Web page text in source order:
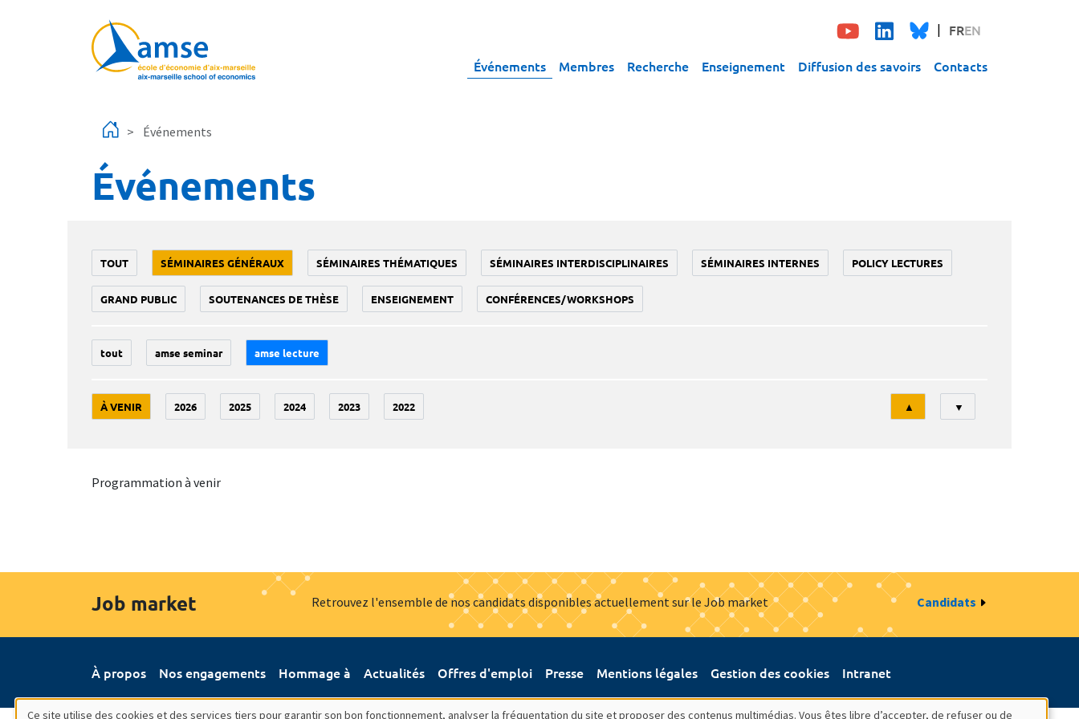
FREN
Événements Membres Recherche Enseignement Diffusion des savoirs Contacts
Événements
Événements
TOUT SÉMINAIRES GÉNÉRAUX SÉMINAIRES THÉMATIQUES SÉMINAIRES INTERDISCIPLINAIRES SÉMINAIRES INTERNES POLICY LECTURES
GRAND PUBLIC SOUTENANCES DE THÈSE ENSEIGNEMENT CONFÉRENCES/WORKSHOPS
tout amse seminar amse lecture
À VENIR 2026 2025 2024 2023 2022
Tri
▲ ▼
Programmation à venir
Job market Retrouvez l'ensemble de nos candidats disponibles actuellement sur le Job market Candidats
À propos Nos engagements Hommage à Actualités Offres d'emploi Presse Mentions légales Gestion des cookies Intranet
Ce site utilise des cookies et des services tiers pour garantir son bon fonctionnement, analyser la fréquentation du site et proposer des contenus multimédias. Vous êtes libre d’accepter, de refuser ou de